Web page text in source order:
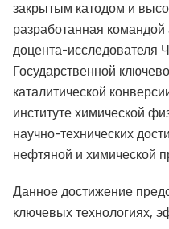
закрытым катодом и
разработанная
доцента-исследователя
Государственной
каталитической
институте химической
научно-технических
нефтяной и химической
Данное достижение
ключевых технологиях,